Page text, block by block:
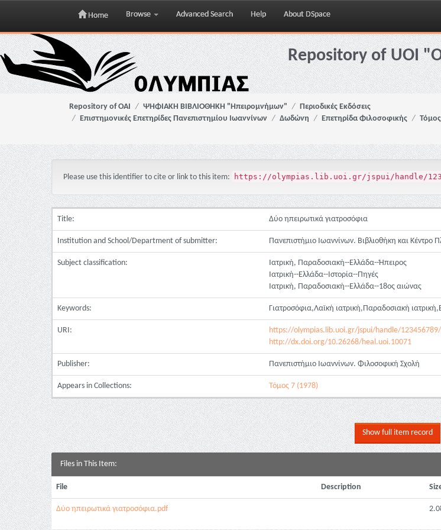
Skip
navigation
Home Browse Advanced Search Help About DSpace
Repository of UOI
Repository of OAI ΨΗΦΙΑΚΗ ΒΙΒΛΙΟΘΗΚΗ "Ηπειρομνήμων"
Περιοδικές Εκδόσεις
Επιστημονικές Επετηρίδες Πανεπιστημίου Ιωαννίνων
Δωδώνη Επετηρίδα Φιλοσοφικής
Please use this identifier to cite or link to this item: https://olympias.lib.uoi.gr/jspui/handle/
Title: Δύο ηπειρωτικά γιατροσόφια
Institution and School/Department of submitter: Πανεπιστήμιο Ιωαννίνων. Βιβλιοθήκη και Κέντρο
Subject classification:
Ιατρική, Παραδοσιακή--Ελλάδα--Ήπειρος
Ιατρική--Ελλάδα--Ιστορία--Πηγές
Ιατρική, Παραδοσιακή--Ελλάδα--18ος αιώνας
Keywords: Γιατροσόφια,Λαϊκή ιατρική,Παραδοσιακή
URI:
https://olympias.lib.uoi.gr/jspui/handle/
http://dx.doi.org/10.26268/heal.uoi.10071
Publisher: Πανεπιστήμιο Ιωαννίνων. Φιλοσοφική Σχολή
Appears in Collections: Τόμος 7 (1978)
Show full item record
Files in This Item:
File Description
Δύο ηπειρωτικά γιατροσόφια.pdf